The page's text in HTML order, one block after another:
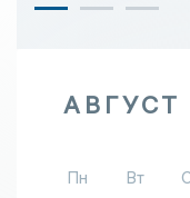
АВГУСТ
Пн Вт